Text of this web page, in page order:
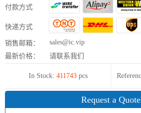
付款方式
快递方式
销售邮箱：
sales@ic.vip
最新价格：
请联系我们
In Stock: 411743 pcs
Request a Quote